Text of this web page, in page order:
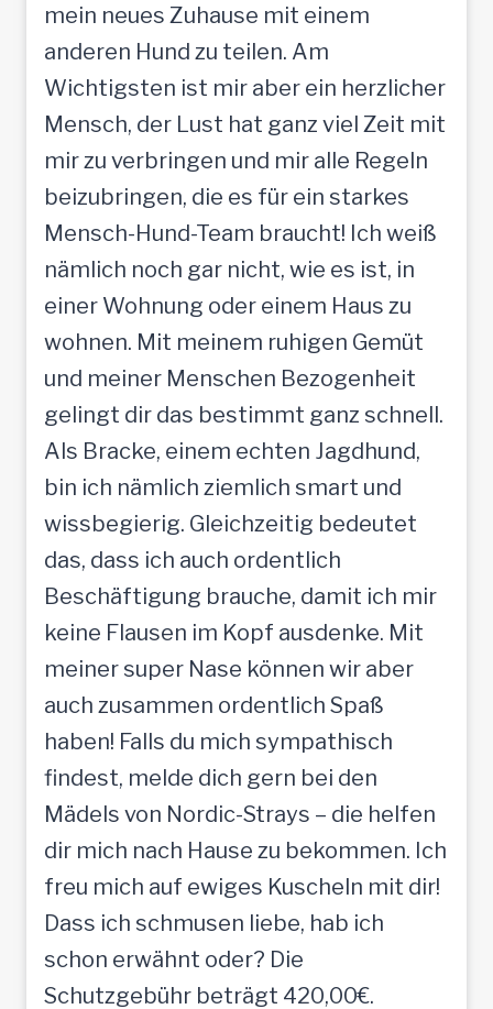
mein neues Zuhause mit einem
anderen Hund zu teilen. Am
Wichtigsten ist mir aber ein herzlicher
Mensch, der Lust hat ganz viel Zeit mit
mir zu verbringen und mir alle Regeln
beizubringen, die es für ein starkes
Mensch-Hund-Team braucht! Ich weiß
nämlich noch gar nicht, wie es ist, in
einer Wohnung oder einem Haus zu
wohnen. Mit meinem ruhigen Gemüt
und meiner Menschen Bezogenheit
gelingt dir das bestimmt ganz schnell.
Als Bracke, einem echten Jagdhund,
bin ich nämlich ziemlich smart und
wissbegierig. Gleichzeitig bedeutet
das, dass ich auch ordentlich
Beschäftigung brauche, damit ich mir
keine Flausen im Kopf ausdenke. Mit
meiner super Nase können wir aber
auch zusammen ordentlich Spaß
haben! Falls du mich sympathisch
findest, melde dich gern bei den
Mädels von Nordic-Strays – die helfen
dir mich nach Hause zu bekommen. Ich
freu mich auf ewiges Kuscheln mit dir!
Dass ich schmusen liebe, hab ich
schon erwähnt oder? Die
Schutzgebühr beträgt 420,00€.